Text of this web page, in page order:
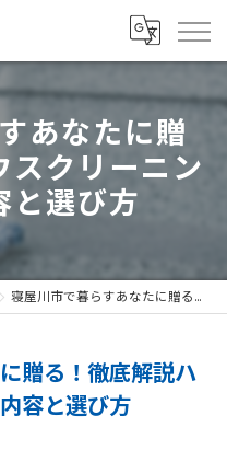
あなたに贈
クリーニン
と選び方
寝屋川市で暮らすあなたに贈る！徹底解説ハウスクリーニングの作業内容と選び方
贈る！徹底解説ハ
容と選び方